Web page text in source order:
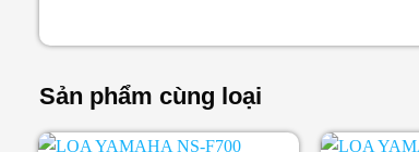
Sản phẩm cùng loại